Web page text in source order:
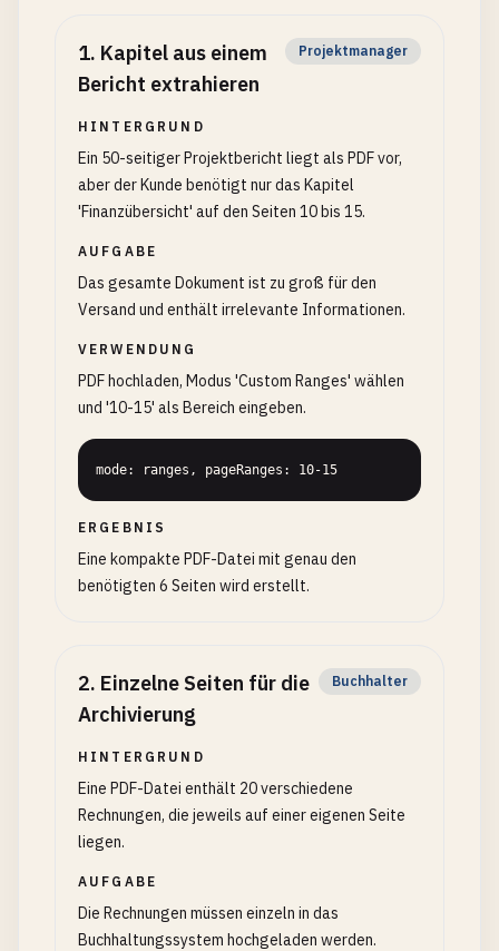
1. Kapitel aus einem
Bericht extrahieren
Projektmanager
HINTERGRUND
Ein 50-seitiger Projektbericht liegt als PDF vor,
aber der Kunde benötigt nur das Kapitel
'Finanzübersicht' auf den Seiten 10 bis 15.
AUFGABE
Das gesamte Dokument ist zu groß für den
Versand und enthält irrelevante Informationen.
VERWENDUNG
PDF hochladen, Modus 'Custom Ranges' wählen
und '10-15' als Bereich eingeben.
mode: ranges, pageRanges: 10-15
ERGEBNIS
Eine kompakte PDF-Datei mit genau den
benötigten 6 Seiten wird erstellt.
2. Einzelne Seiten für die
Archivierung
Buchhalter
HINTERGRUND
Eine PDF-Datei enthält 20 verschiedene
Rechnungen, die jeweils auf einer eigenen Seite
liegen.
AUFGABE
Die Rechnungen müssen einzeln in das
Buchhaltungssystem hochgeladen werden.